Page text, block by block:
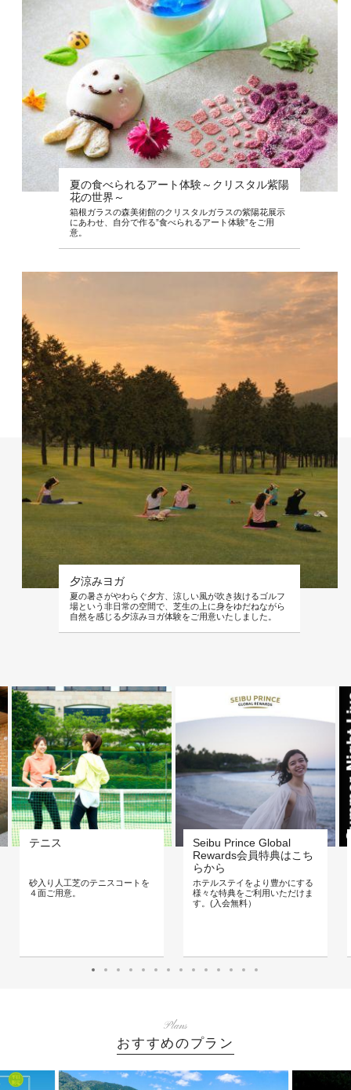
夏の食べられるアート体験～クリスタル紫陽
花の世界～
箱根ガラスの森美術館のクリスタルガラスの紫陽花展示
にあわせ、自分で作る”食べられるアート体験”をご用
意。
夕涼みヨガ
夏の暑さがやわらぐ夕方、涼しい風が吹き抜けるゴルフ
場という非日常の空間で、芝生の上に身をゆだねながら
自然を感じる夕涼みヨガ体験をご用意いたしました。
テニス
砂入り人工芝のテニスコートを
４面ご用意。
Seibu Prince Global
Rewards会員特典はこち
らから
ホテルステイをより豊かにする
様々な特典をご利用いただけま
す。(入会無料）
Plans
おすすめのプラン